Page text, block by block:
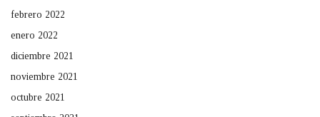
febrero 2022
enero 2022
diciembre 2021
noviembre 2021
octubre 2021